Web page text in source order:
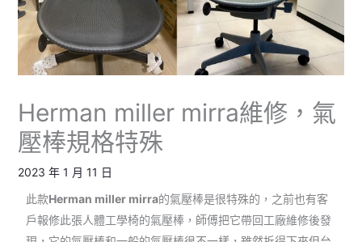
Herman miller mirra維修，氣
壓棒規格特殊
2023 年 1 月 11 日
此款Herman miller mirra的氣壓棒是很特殊的，之前也有客
戶報修此張人體工學椅的氣壓棒，師傅把它帶回工廠維修後發